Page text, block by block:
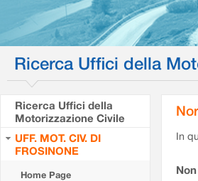
Ricerca Uffici della
Ricerca Uffici della
Motorizzazione Civile
UFF. MOT. CIV. DI
FROSINONE
Home Page
In